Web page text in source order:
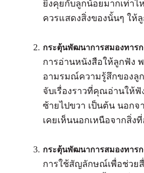
ยิ่งคุยกับลูกน้อยมากเท่า
ควรแสดงสิ่งของนั้นๆ ให้
กระตุ้นพัฒนาการสมองทาร
การอ่านหนังสือให้ลูกฟัง
อามรมณ์ความรู้สึกของลู
จับเรื่องราวที่คุณอ่านให้ฟั
ซ้ายไปขวา เป็นต้น นอกจ
เคยเห็นนอกเหนือจากสิ่ง
กระตุ้นพัฒนาการสมองทาร
การใช้สัญลักษณ์เพื่อช่วย